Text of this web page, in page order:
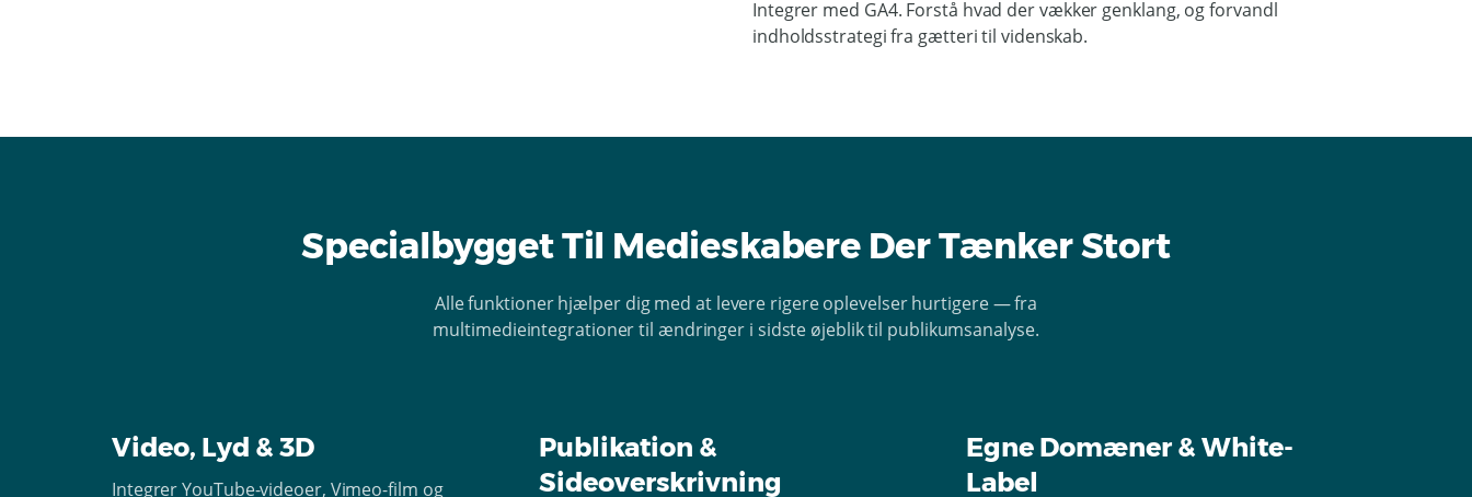
Integrer med GA4. Forstå hvad der vækker genklang, og forvandl
indholdsstrategi fra gætteri til videnskab.
Specialbygget Til Medieskabere Der Tænker Stort
Alle funktioner hjælper dig med at levere rigere oplevelser hurtigere — fra
multimedieintegrationer til ændringer i sidste øjeblik til publikumsanalyse.
Video, Lyd & 3D
Integrer YouTube-videoer, Vimeo-film og
Publikation &
Sideoverskrivning
Egne Domæner & White-
Label